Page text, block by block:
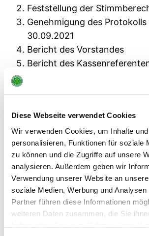
Diese Webseite verwendet Cookies
Wir verwenden Cookies, um Inhalte
personalisieren, Funktionen für soziale
zu können und die Zugriffe auf unsere
analysieren. Außerdem geben wir
Verwendung unserer Website an
soziale Medien, Werbung und
Partner führen diese Informationen
weiteren Daten zusammen, die Sie
Feststellung der
Genehmigung des Protokolls
30.09.2021
Bericht des Vorstandes
Bericht des
Wahlen
Anträge
Verschiedenes
Anträge zur
müssen bis zum 17.03.2022 bei
vorliegen.
Es gilt die aktuelle